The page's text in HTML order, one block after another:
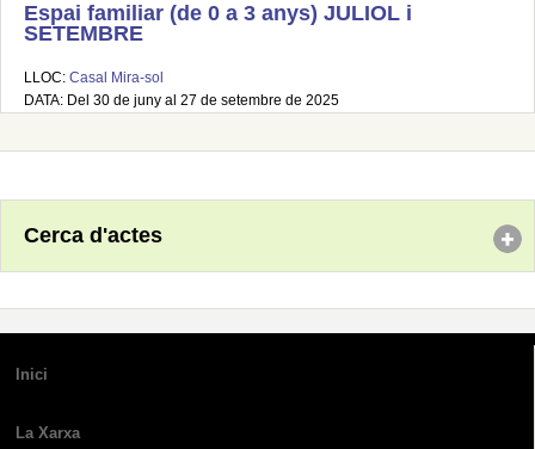
Espai familiar (de 0 a 3 anys) JULIOL i
SETEMBRE
LLOC: Casal Mira-sol
DATA: Del 30 de juny al 27 de setembre de 2025
Cerca d'actes
Inici
La Xarxa